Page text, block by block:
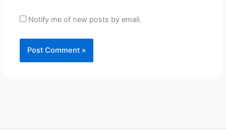
Notify me of new posts by email.